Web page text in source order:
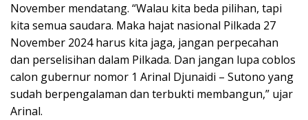
November mendatang. “Walau kita beda pilihan, tapi
kita semua saudara. Maka hajat nasional Pilkada 27
November 2024 harus kita jaga, jangan perpecahan
dan perselisihan dalam Pilkada. Dan jangan lupa coblos
calon gubernur nomor 1 Arinal Djunaidi – Sutono yang
sudah berpengalaman dan terbukti membangun,” ujar
Arinal.